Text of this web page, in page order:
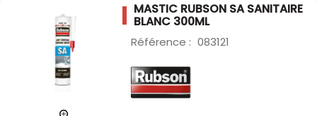
MASTIC RUBSON SA SANITAIRE
BLANC 300ML
Référence : 083121